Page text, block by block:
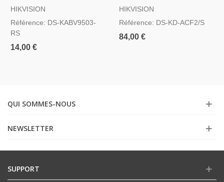
En Saillie Avec Visière
HIKVISION
Référence: DS-KABV9503-
RS
14,00 €
Frontal Et Boîtier Encastré
HIKVISION
Référence: DS-KD-ACF2/S
84,00 €
QUI SOMMES-NOUS
NEWSLETTER
SUPPORT